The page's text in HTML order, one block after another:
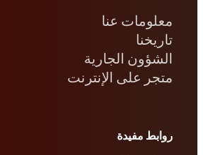
معلومات عنا
تاريخنا
الشؤون الجارية
متجر على الإنترنت
روابط مفيدة